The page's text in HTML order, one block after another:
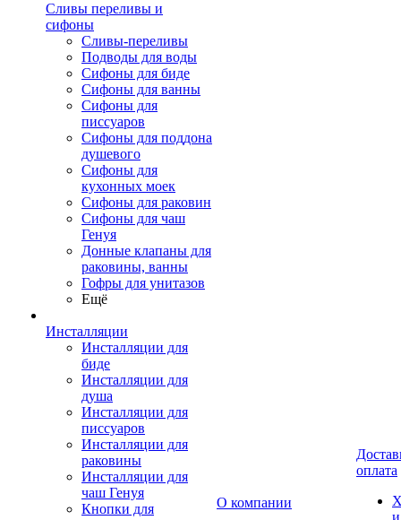
Сливы переливы и
сифоны
Сливы-переливы
Подводы для воды
Сифоны для биде
Сифоны для ванны
Сифоны для
писсуаров
Сифоны для поддона
душевого
Сифоны для
кухонных моек
Сифоны для раковин
Сифоны для чаш
Генуя
Донные клапаны для
раковины, ванны
Гофры для унитазов
Ещё
Инсталляции
Инсталляции для
биде
Инсталляции для
душа
Инсталляции для
писсуаров
Инсталляции для
раковины
Инсталляции для
чаш Генуя
Кнопки для
О компании
оплата
и